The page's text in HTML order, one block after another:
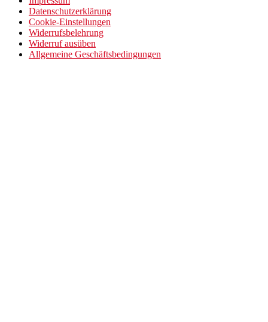
Datenschutzerklärung
Cookie-Einstellungen
Widerrufsbelehrung
Widerruf ausüben
Allgemeine Geschäftsbedingungen